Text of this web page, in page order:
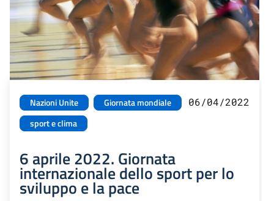
Nazioni Unite
Giornata mondiale
sport e clima
06/04/2022
6 aprile 2022. Giornata
internazionale dello sport per lo
sviluppo e la pace